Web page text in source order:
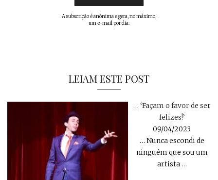
A subscrição é anónima e gera, no máximo,
um e-mail por dia.
LEIAM ESTE POST
… ‘Façam o favor de ser
felizes!’
09/04/2023
… Nunca escondi de
ninguém que sou um
artista …